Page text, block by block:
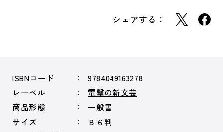
シェアする：
ISBNコード
9784049163278
レーベル
電撃の新文芸
商品形態
一般書
サイズ
Ｂ６判